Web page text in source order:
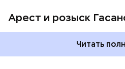
Арест и розыск
Читать